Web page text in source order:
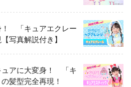
！ 「キュアエクレー
写真解説付き】
ュアに大変身！ 「キ
髪型完全再現！